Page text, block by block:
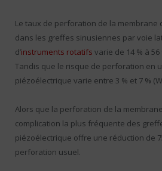
Le taux de perforation de la membrane
dans les greffes sinusiennes par voie
d’instruments rotatifs varie de 14 % à 56
Tandis que le risque de perforation en
piézoélectrique varie entre 3 % et 7 %
Alors que la perforation de la
complication la plus fréquente des
piézoélectrique offre une réduction de
perforation usuel.